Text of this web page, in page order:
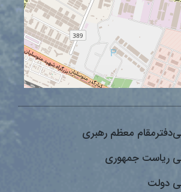
معظم رهبری
ریاست جمهوری
دولت